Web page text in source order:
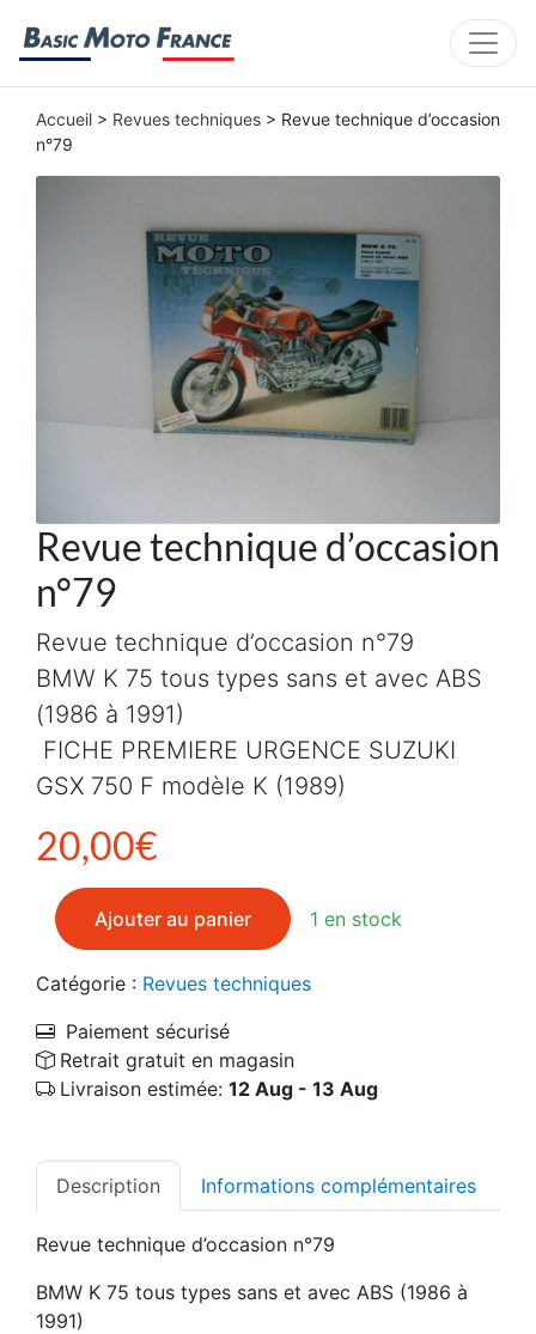
Accueil > Revues techniques > Revue technique d’occasion
n°79
Revue technique d’occasion
n°79
20,00€
Revue technique d’occasion n°79
BMW K 75 tous types sans et avec ABS
(1986 à 1991)
FICHE PREMIERE URGENCE SUZUKI
GSX 750 F modèle K (1989)
1 en stock
quantité de Revue technique d'occasion n°79
Ajouter au panier
Catégorie : Revues techniques
Paiement sécurisé
Retrait gratuit en magasin
Livraison estimée: 12 Aug - 13 Aug
Description Informations complémentaires
Revue technique d’occasion n°79
BMW K 75 tous types sans et avec ABS (1986 à
1991)